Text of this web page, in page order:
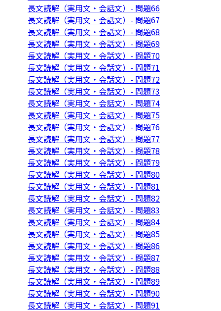
長文読解（実用文・会話文）- 問題66
長文読解（実用文・会話文）- 問題67
長文読解（実用文・会話文）- 問題68
長文読解（実用文・会話文）- 問題69
長文読解（実用文・会話文）- 問題70
長文読解（実用文・会話文）- 問題71
長文読解（実用文・会話文）- 問題72
長文読解（実用文・会話文）- 問題73
長文読解（実用文・会話文）- 問題74
長文読解（実用文・会話文）- 問題75
長文読解（実用文・会話文）- 問題76
長文読解（実用文・会話文）- 問題77
長文読解（実用文・会話文）- 問題78
長文読解（実用文・会話文）- 問題79
長文読解（実用文・会話文）- 問題80
長文読解（実用文・会話文）- 問題81
長文読解（実用文・会話文）- 問題82
長文読解（実用文・会話文）- 問題83
長文読解（実用文・会話文）- 問題84
長文読解（実用文・会話文）- 問題85
長文読解（実用文・会話文）- 問題86
長文読解（実用文・会話文）- 問題87
長文読解（実用文・会話文）- 問題88
長文読解（実用文・会話文）- 問題89
長文読解（実用文・会話文）- 問題90
長文読解（実用文・会話文）- 問題91